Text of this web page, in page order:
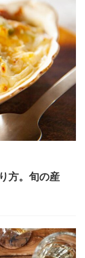
方。旬の産